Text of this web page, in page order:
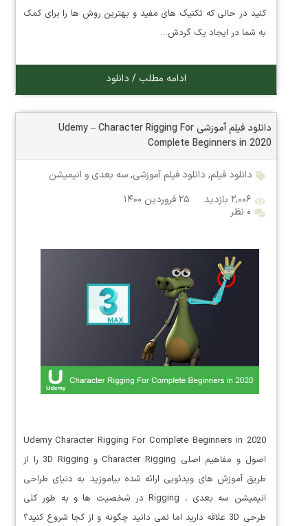
کنید در حالی که تکنیک های مفید و بهترین روش ها را برای کمک
به شما در ایجاد یک گردش…
ادامه مطلب / دانلود
دانلود فیلم آموزشی Udemy – Character Rigging For
Complete Beginners in 2020
دانلود فیلم, دانلود فیلم آموزشی,سه بعدی و انیمیشن
۲,۰۰۶ بازدید
۲۵ فروردین ۱۴۰۰
۰ نظر
Udemy Character Rigging For Complete Beginners in 2020
اصول و مفاهیم اصلی Character Rigging و 3D Rigging را از
طریق آموزش های ویدئویی ارائه شده بیاموزید. به دنیای طراحی
انیمیشن سه بعدی ، Rigging در شخصیت ها و به طور کلی
طرحی 3D علاقه دارید اما نمی دانید چگونه و از کجا شروع کنید؟